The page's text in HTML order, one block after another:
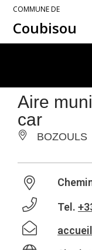
COMMUNE DE
Coubisou
Aire
car
BOZOULS
Tel.